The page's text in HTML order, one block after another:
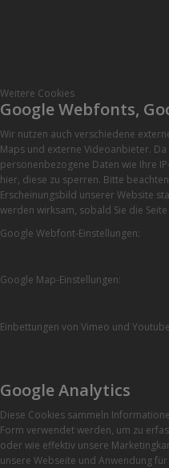
Weitere Cookies
Google Webfonts,
Wir nutzen auch verschiedene
Maps und externe Videoanbieter.
personenbezogene Daten wie Ihre
hier, diese zu sperren. Bitte
Erscheinungsbild unserer Website
werden wirksam, sobald Sie die
Google Webfont-Einstellungen:
Google Map-Einstellungen:
Einbettungen von Vimeo und
Google Analytics
Diese Cookies sammeln
Form verwendet werden, um zu
oder wie effektiv unsere
unsere Webseite und Anwendung